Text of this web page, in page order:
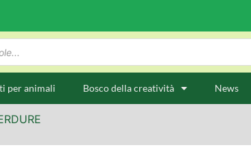
per animali Bosco della creatività News